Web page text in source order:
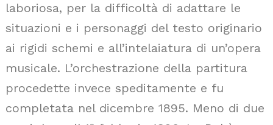
laboriosa, per la difficoltà di adattare le
situazioni e i personaggi del testo originario
ai rigidi schemi e all’intelaiatura di un’opera
musicale. L’orchestrazione della partitura
procedette invece speditamente e fu
completata nel dicembre 1895. Meno di due